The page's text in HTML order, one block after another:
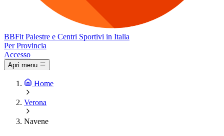
BBFit Palestre e Centri Sportivi in Italia
Per Provincia
Accesso
Apri menu
Home
Verona
Navene